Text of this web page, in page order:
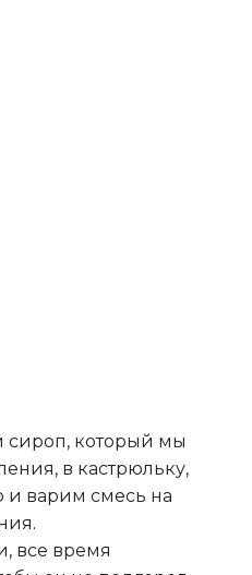
сироп, который мы
в кастрюльку,
и варим смесь на
.
все время